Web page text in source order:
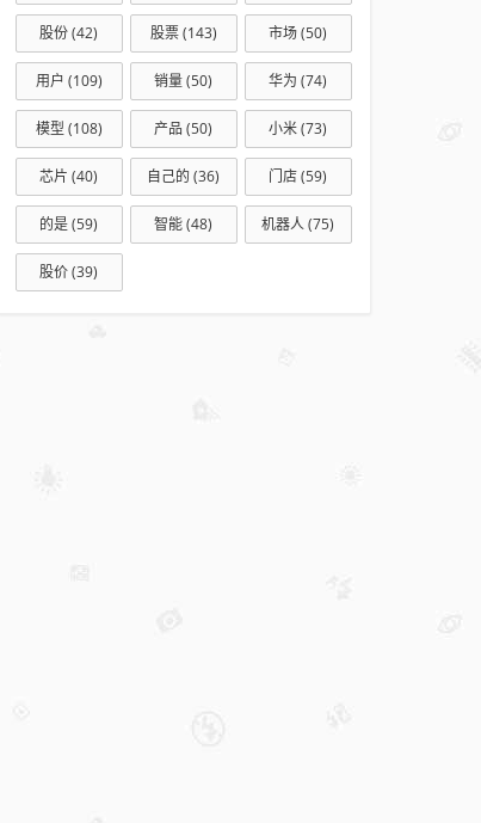
股份(42) 股票(143) 市场(50)
用户 (109) 销量(50) 华为 (74)
模型 (108) 产品 (50) 小米(73)
芯片 (40) 自己的 (36) 门店(59)
的是(59) 智能(48) 机器人(75)
股价(39)